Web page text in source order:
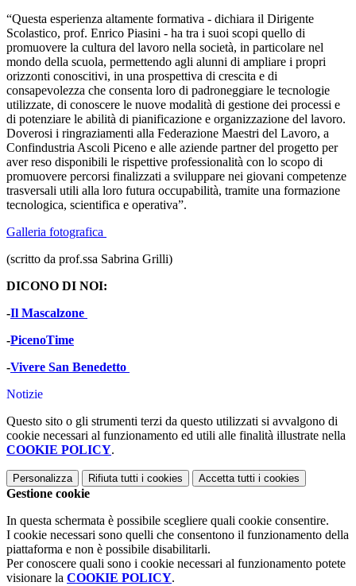
“Questa esperienza altamente formativa - dichiara il Dirigente
Scolastico, prof. Enrico Piasini - ha tra i suoi scopi quello di
promuovere la cultura del lavoro nella società, in particolare nel
mondo della scuola, permettendo agli alunni di ampliare i propri
orizzonti conoscitivi, in una prospettiva di crescita e di
consapevolezza che consenta loro di padroneggiare le tecnologie
utilizzate, di conoscere le nuove modalità di gestione dei processi e
di potenziare le abilità di pianificazione e organizzazione del lavoro.
Doverosi i ringraziamenti alla Federazione Maestri del Lavoro, a
Confindustria Ascoli Piceno e alle aziende partner del progetto per
aver reso disponibili le rispettive professionalità con lo scopo di
promuovere percorsi finalizzati a sviluppare nei giovani competenze
trasversali utili alla loro futura occupabilità, tramite una formazione
tecnologica, scientifica e operativa”.
Galleria fotografica
(scritto da prof.ssa Sabrina Grilli)
DICONO DI NOI:
-Il Mascalzone
-PicenoTime
-Vivere San Benedetto
Notizie
Questo sito o gli strumenti terzi da questo utilizzati si avvalgono di
cookie necessari al funzionamento ed utili alle finalità illustrate nella
COOKIE POLICY.
Personalizza Rifiuta tutti i cookies Accetta tutti i cookies
Gestione cookie
In questa schermata è possibile scegliere quali cookie consentire.
I cookie necessari sono quelli che consentono il funzionamento della
piattaforma e non è possibile disabilitarli.
Per conoscere quali sono i cookie necessari al funzionamento potete
visionare la COOKIE POLICY.